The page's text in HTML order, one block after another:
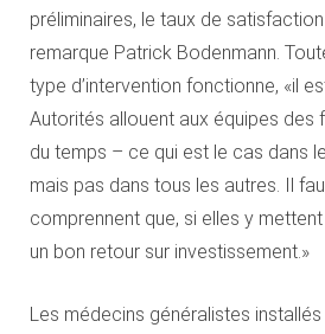
préliminaires, le taux de
remarque Patrick Bodenmann.
type d’intervention fonctionne, «il
Autorités allouent aux équipes des
du temps – ce qui est le cas dans
mais pas dans tous les autres. Il
comprennent que, si elles y
un bon retour sur investissement.»
Les médecins généralistes